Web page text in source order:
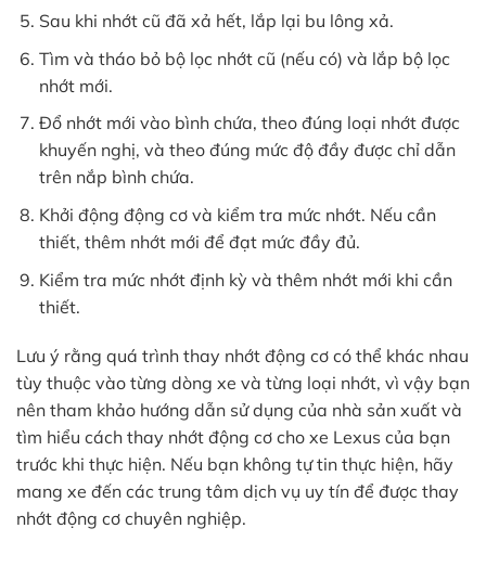
Sau khi nhớt cũ đã xả hết, lắp lại bu lông xả.
Tìm và tháo bỏ bộ lọc nhớt cũ (nếu có) và lắp bộ lọc
nhớt mới.
Đổ nhớt mới vào bình chứa, theo đúng loại nhớt được
khuyến nghị, và theo đúng mức độ đầy được chỉ dẫn
trên nắp bình chứa.
Khởi động động cơ và kiểm tra mức nhớt. Nếu cần
thiết, thêm nhớt mới để đạt mức đầy đủ.
Kiểm tra mức nhớt định kỳ và thêm nhớt mới khi cần
thiết.
Lưu ý rằng quá trình thay nhớt động cơ có thể khác nhau
tùy thuộc vào từng dòng xe và từng loại nhớt, vì vậy bạn
nên tham khảo hướng dẫn sử dụng của nhà sản xuất và
tìm hiểu cách thay nhớt động cơ cho xe Lexus của bạn
trước khi thực hiện. Nếu bạn không tự tin thực hiện, hãy
mang xe đến các trung tâm dịch vụ uy tín để được thay
nhớt động cơ chuyên nghiệp.